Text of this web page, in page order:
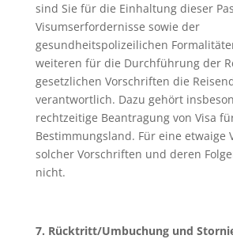
sind Sie für die Einhaltung dieser
Visumserfordernisse sowie der
gesundheitspolizeilichen
weiteren für die Durchführung der
gesetzlichen Vorschriften die
verantwortlich. Dazu gehört
rechtzeitige Beantragung von Visa
Bestimmungsland. Für eine etwaige
solcher Vorschriften und deren
nicht.
7. Rücktritt/Umbuchung und